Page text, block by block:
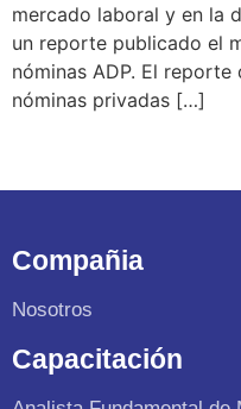
mercado laboral y en la
un reporte publicado el
nóminas ADP. El
nóminas privadas […]
Compañia
Nosotros
Capacitación